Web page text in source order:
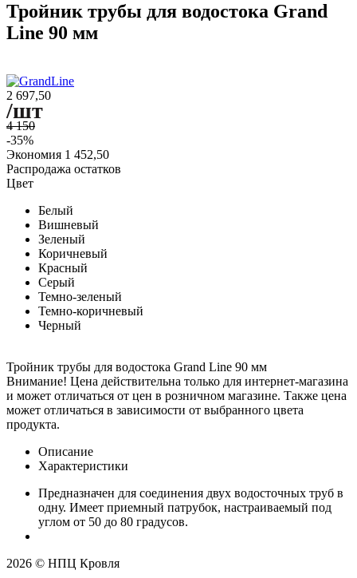
Тройник трубы для водостока Grand
Line 90 мм
2 697,50
/шт
4 150
-35%
Экономия 1 452,50
Распродажа остатков
Цвет
Белый
Вишневый
Зеленый
Коричневый
Красный
Серый
Темно-зеленый
Темно-коричневый
Черный
Тройник трубы для водостока Grand Line 90 мм
Внимание! Цена действительна только для интернет-магазина
и может отличаться от цен в розничном магазине. Также цена
может отличаться в зависимости от выбранного цвета
продукта.
Описание
Характеристики
Предназначен для соединения двух водосточных труб в
одну. Имеет приемный патрубок, настраиваемый под
углом от 50 до 80 градусов.
2026 © НПЦ Кровля